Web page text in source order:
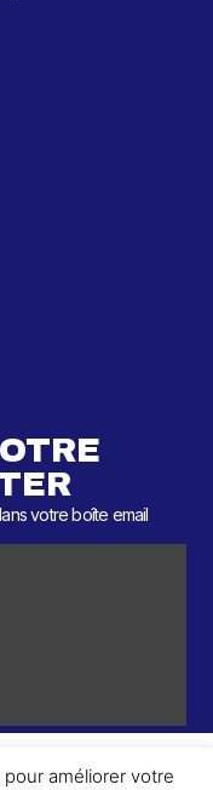
votre boîte email
améliorer votre